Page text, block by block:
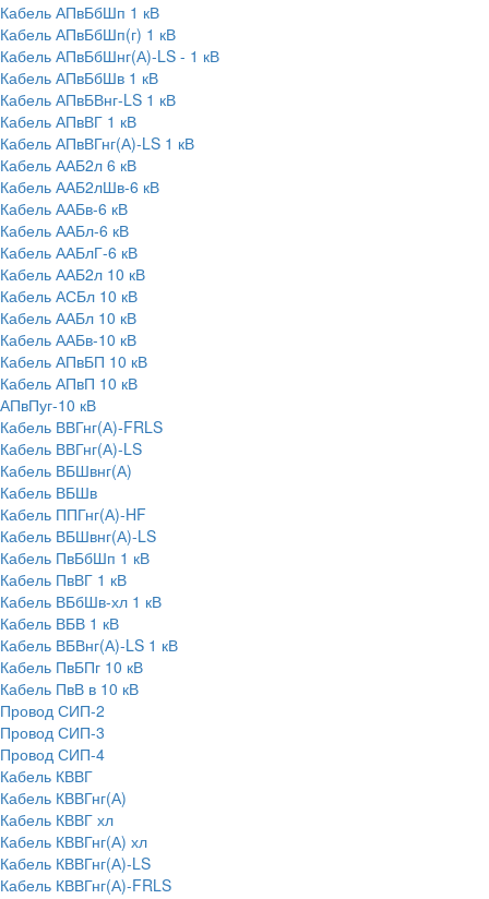
Кабель АПвБбШп 1 кВ
Кабель АПвБбШп(г) 1 кВ
Кабель АПвБбШнг(А)-LS - 1 кВ
Кабель АПвБбШв 1 кВ
Кабель АПвБВнг-LS 1 кВ
Кабель АПвВГ 1 кВ
Кабель АПвВГнг(А)-LS 1 кВ
Кабель ААБ2л 6 кВ
Кабель ААБ2лШв-6 кВ
Кабель ААБв-6 кВ
Кабель ААБл-6 кВ
Кабель ААБлГ-6 кВ
Кабель ААБ2л 10 кВ
Кабель АСБл 10 кВ
Кабель ААБл 10 кВ
Кабель ААБв-10 кВ
Кабель АПвБП 10 кВ
Кабель АПвП 10 кВ
АПвПуг-10 кВ
Кабель ВВГнг(А)-FRLS
Кабель ВВГнг(А)-LS
Кабель ВБШвнг(А)
Кабель ВБШв
Кабель ППГнг(А)-HF
Кабель ВБШвнг(А)-LS
Кабель ПвБбШп 1 кВ
Кабель ПвВГ 1 кВ
Кабель ВБбШв-хл 1 кВ
Кабель ВБВ 1 кВ
Кабель ВБВнг(А)-LS 1 кВ
Кабель ПвБПг 10 кВ
Кабель ПвВ в 10 кВ
Провод СИП-2
Провод СИП-3
Провод СИП-4
Кабель КВВГ
Кабель КВВГнг(А)
Кабель КВВГ хл
Кабель КВВГнг(А) хл
Кабель КВВГнг(А)-LS
Кабель КВВГнг(А)-FRLS